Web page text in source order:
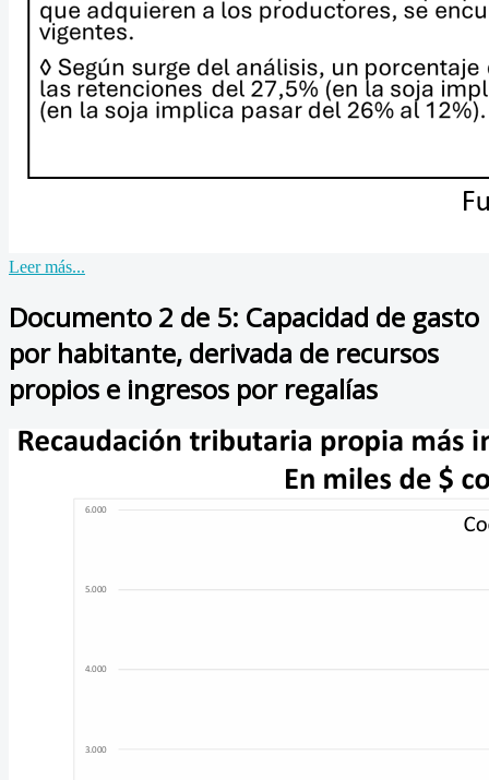
Leer más...
Documento 2 de 5: Capacidad de gasto
por habitante, derivada de recursos
propios e ingresos por regalías